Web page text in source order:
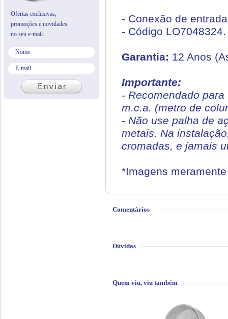
- Conexão de
- Código LO7048324.
Garantia: 12 Anos
Importante:
- Recomendado
m.c.a. (metro de
- Não use palha de
metais. Na
cromadas, e jamais
*Imagens
Comentários
Dúvidas
Quem viu, viu também
Ofertas exclusivas,
promoções e novidades
no seu e-mail.